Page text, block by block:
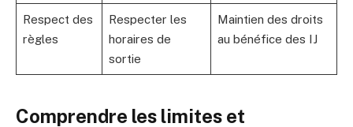
Respect des
règles
Respecter les
horaires de
sortie
Maintien des droits
au bénéfice des IJ
Comprendre les limites et